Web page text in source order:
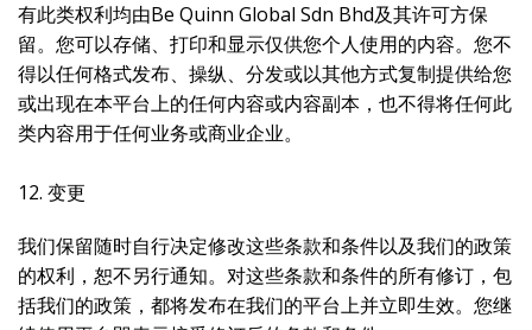
有此类权利均由Be Quinn Global Sdn Bhd及其许可方保
留。您可以存储、打印和显示仅供您个人使用的内容。您不
得以任何格式发布、操纵、分发或以其他方式复制提供给您
或出现在本平台上的任何内容或内容副本，也不得将任何此
类内容用于任何业务或商业企业。
12. 变更
我们保留随时自行决定修改这些条款和条件以及我们的政策
的权利，恕不另行通知。对这些条款和条件的所有修订，包
括我们的政策，都将发布在我们的平台上并立即生效。您继